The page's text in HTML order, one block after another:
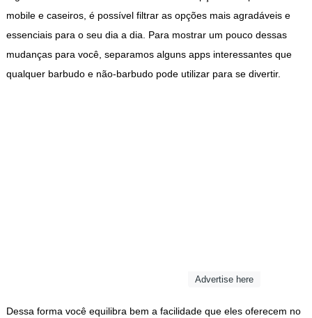
mobile e caseiros, é possível filtrar as opções mais agradáveis e
essenciais para o seu dia a dia. Para mostrar um pouco dessas
mudanças para você, separamos alguns apps interessantes que
qualquer barbudo e não-barbudo pode utilizar para se divertir.
Advertise here
Dessa forma você equilibra bem a facilidade que eles oferecem no